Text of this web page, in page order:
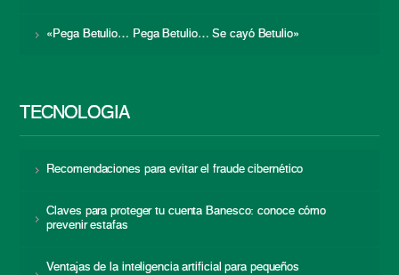
«Pega Betulio… Pega Betulio… Se cayó Betulio»
TECNOLOGÍA
Recomendaciones para evitar el fraude cibernético
Claves para proteger tu cuenta Banesco: conoce cómo
prevenir estafas
Ventajas de la inteligencia artificial para pequeños